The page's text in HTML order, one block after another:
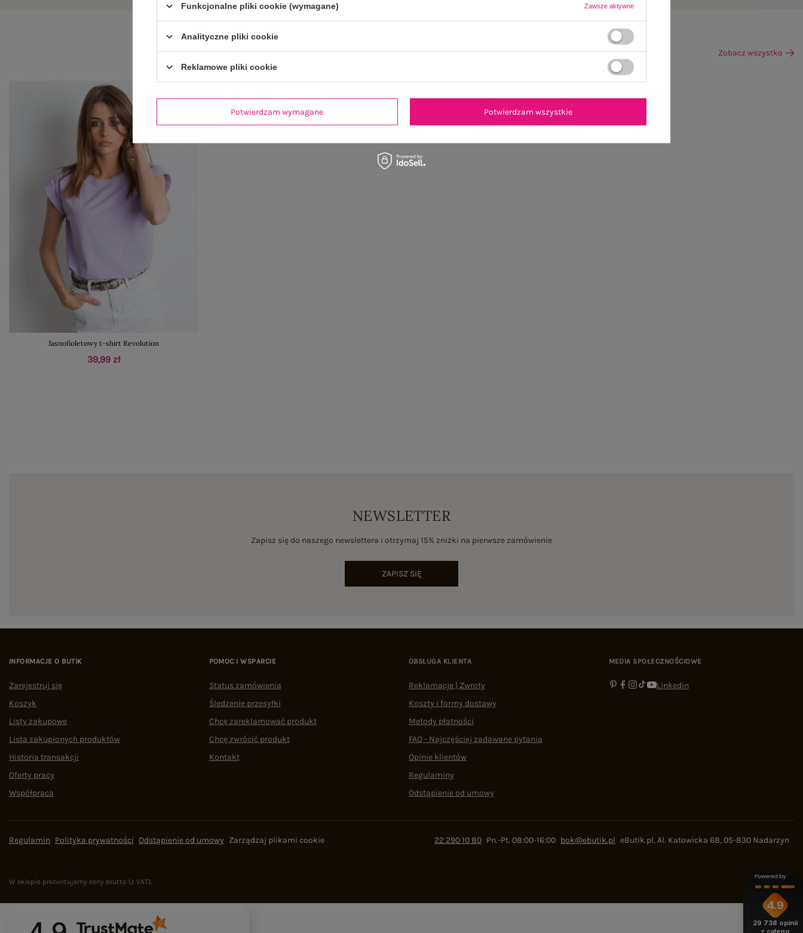
Zobacz wszystko
Jasnofioletowy t-shirt Revolution
39,99 zł
NEWSLETTER
Zapisz się do naszego newslettera i otrzymaj 15% zniżki na pierwsze zamówienie
ZAPISZ SIĘ
INFORMACJE O BUTIK
Zarejestruj się
Koszyk
Listy zakupowe
Lista zakupionych produktów
Historia transakcji
Oferty pracy
Współpraca
POMOC I WSPARCIE
Status zamówienia
Śledzenie przesyłki
Chcę zareklamować produkt
Chcę zwrócić produkt
Kontakt
OBSŁUGA KLIENTA
Reklamacje | Zwroty
Koszty i formy dostawy
Metody płatności
FAQ - Najczęściej zadawane pytania
Opinie klientów
Regulaminy
Odstąpienie od umowy
MEDIA SPOŁECZNOŚCIOWE
Linkedin
Regulamin Polityka prywatności Odstąpienie od umowy Zarządzaj plikami cookie 22 290 10 80 Pn.-Pt. 08:00-16:00 bok@ebutik.pl eButik.pl,Al. Katowicka 68,05-830 Nadarzyn
W sklepie prezentujemy ceny brutto (z VAT).
4.9
29 738 opinii
z całego
Funkcjonalne pliki cookie (wymagane) Zawsze aktywne
Analityczne pliki cookie
Reklamowe pliki cookie
Potwierdzam wymagane Potwierdzam wszystkie